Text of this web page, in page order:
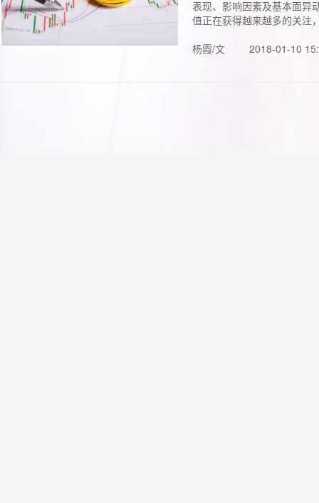
表现、影响因素及基本面异
值正在获得越来越多的关注
杨霞/文
2018-01-10